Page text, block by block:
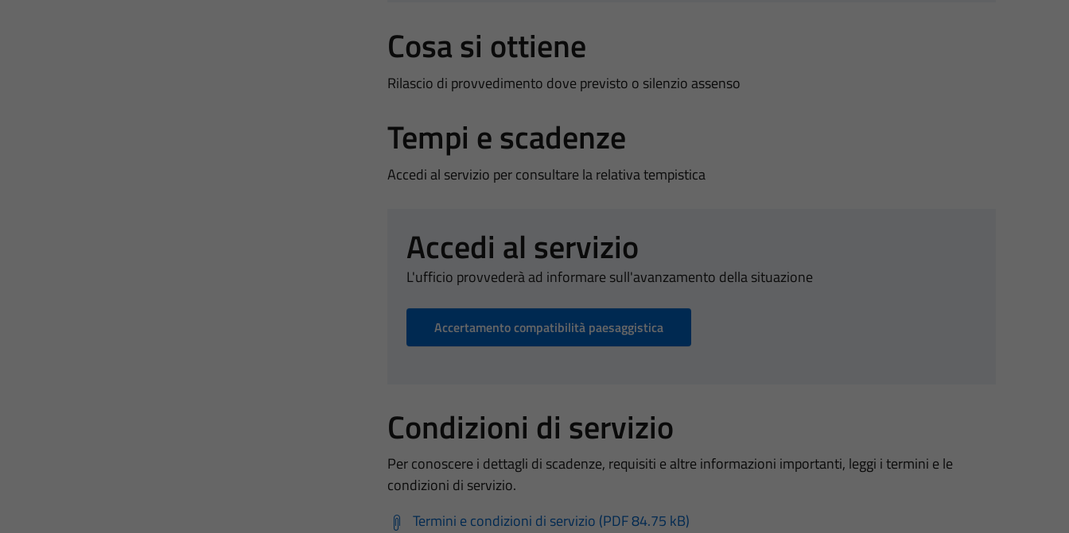
Cosa si ottiene
Rilascio di provvedimento dove previsto o silenzio assenso
Tempi e scadenze
Accedi al servizio per consultare la relativa tempistica
Accedi al servizio
L'ufficio provvederà ad informare sull'avanzamento della situazione
Accertamento compatibilità paesaggistica
Condizioni di servizio
Per conoscere i dettagli di scadenze, requisiti e altre informazioni importanti, leggi i termini e le
condizioni di servizio.
Termini e condizioni di servizio (PDF 84.75 kB)